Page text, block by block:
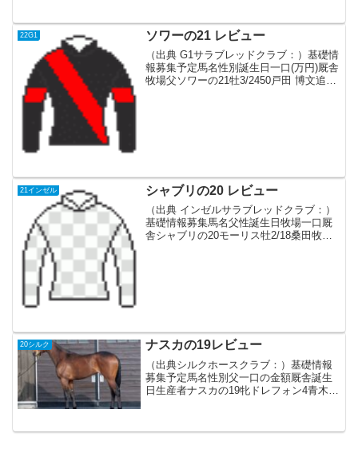
兄弟も怪我がち。母3勝 芝1600-1800m
フ...
22G1 ソワーの21 レビュー
（出典 G1サラブレッドクラブ：）基礎情
報募集予定馬名性別誕生日一口(万円)厩舎
牧場父ソワーの21牡3/2450戸田 博文追分
21インゼル シャブリの20 レビュー
（出典 インゼルサラブレッドクラブ：）
基礎情報募集馬名父性誕生日牧場一口厩
舎シャブリの20モーリス牡2/18桑田牧場
20シルク ナスカの19レビュー
（出典シルクホースクラブ：）基礎情報
募集予定馬名性別父一口の金額厩舎誕生
日生産者ナスカの19牝ドレフォン4青木孝